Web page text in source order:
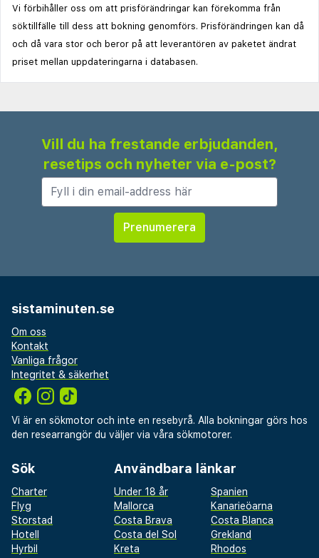
Vi förbihåller oss om att prisförändringar kan förekomma från
söktillfälle till dess att bokning genomförs. Prisförändringen kan då
och då vara stor och beror på att leverantören av paketet ändrat
priset mellan uppdateringarna i databasen.
Vill du ha frestande erbjudanden,
resetips och nyheter via e-post?
sistaminuten.se
Om oss
Kontakt
Vanliga frågor
Integritet & säkerhet
Vi är en sökmotor och inte en resebyrå. Alla bokningar görs hos
den researrangör du väljer via våra sökmotorer.
Sök
Charter
Flyg
Storstad
Hotell
Hyrbil
Användbara länkar
Under 18 år
Spanien
Mallorca
Kanarieöarna
Costa Brava
Costa Blanca
Costa del Sol
Grekland
Kreta
Rhodos